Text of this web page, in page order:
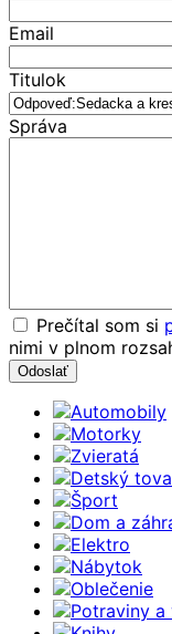
Email
Titulok
Správa
Prečítal som si
nimi v plnom
Automobily
Motorky
Zvieratá
Detský
Šport
Dom a
Elektro
Nábytok
Oblečenie
Potraviny